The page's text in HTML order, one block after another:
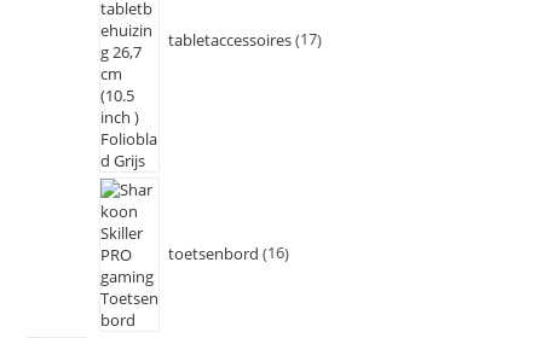
tabletaccessoires 17
toetsenbord 16